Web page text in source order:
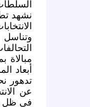
نشهد
مبالاة
أبعاد
تدهور
عن
في ظل